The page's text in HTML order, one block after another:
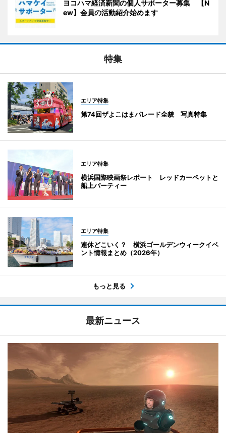
ヨコハマ経済新聞の個人サポーター募集 【N
ew】会員の活動紹介始めます
特集
エリア特集
第74回ザよこはまパレード全貌 写真特集
エリア特集
横浜国際映画祭レポート レッドカーペットと
船上パーティー
エリア特集
連休どこいく？ 横浜ゴールデンウィークイベ
ント情報まとめ（2026年）
もっと見る
最新ニュース